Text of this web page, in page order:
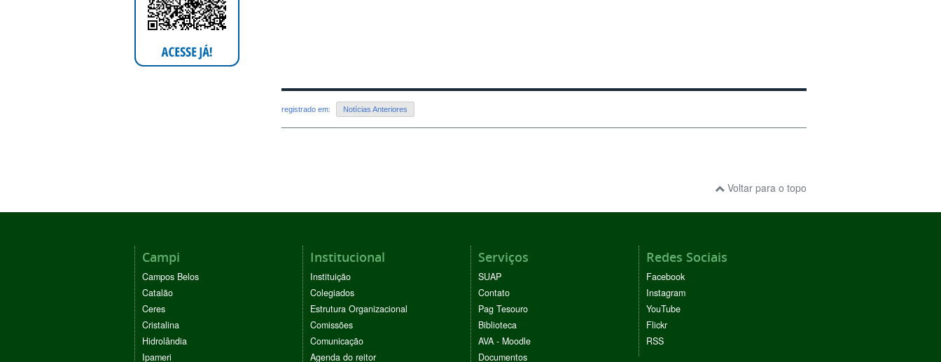
registrado em: Notícias Anteriores
Voltar para o topo
Campi
Campos Belos
Catalão
Ceres
Cristalina
Hidrolândia
Ipameri
Institucional
Instituição
Colegiados
Estrutura Organizacional
Comissões
Comunicação
Agenda do reitor
Serviços
SUAP
Contato
Pag Tesouro
Biblioteca
AVA - Moodle
Documentos
Redes Sociais
Facebook
Instagram
YouTube
Flickr
RSS